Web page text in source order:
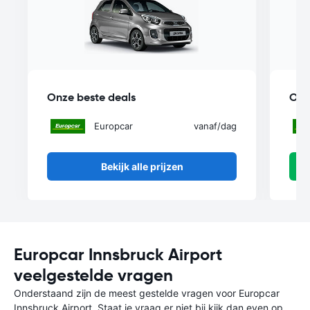
Onze beste deals
Europcar vanaf/dag
Bekijk alle prijzen
Europcar Innsbruck Airport
veelgestelde vragen
Onderstaand zijn de meest gestelde vragen voor Europcar
Innsbruck Airport. Staat je vraag er niet bij kijk dan even op